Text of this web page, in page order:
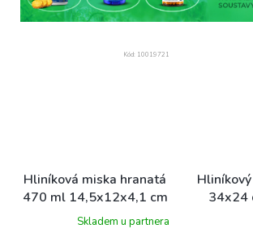
Hliníková miska hranatá
470 ml 14,5x12x4,1 cm
bal/100 ks
Skladem u partnera
Kód: 10019721
34x24